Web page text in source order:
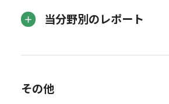
当分野別のレポート
その他